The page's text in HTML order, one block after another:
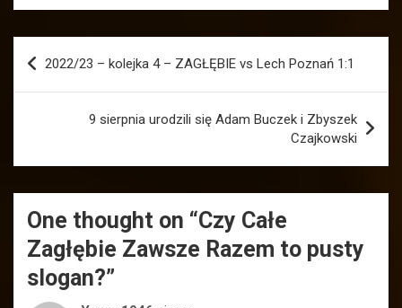
Nawigacja
wpisu
2022/23 – kolejka 4 – ZAGŁĘBIE vs Lech Poznań 1:1
9 sierpnia urodzili się Adam Buczek i Zbyszek
Czajkowski
One thought on “Czy Całe
Zagłębie Zawsze Razem to pusty
slogan?”